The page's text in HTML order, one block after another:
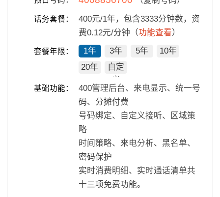
话务套餐： 400元/1年，包含3333分钟数，资
费0.12元/分钟（功能查看）
套餐年限： 1年 3年 5年
10年
20年
自定
义
基础功能：
400管理后台、来电显示、统一号
码、分摊付费
号码绑定、自定义接听、区域策
略
时间策略、来电分析、黑名单、
密码保护
实时消费明细、实时通话清单共
十三项免费功能。